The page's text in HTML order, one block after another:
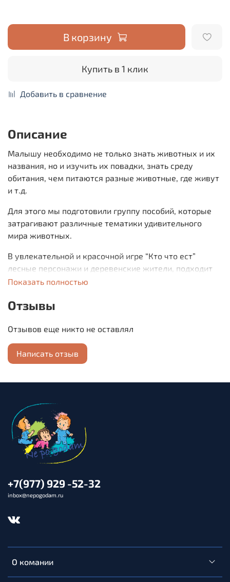
В корзину
Купить в 1 клик
Добавить в сравнение
Описание
Малышу необходимо не только знать животных и их
названия, но и изучить их повадки, знать среду
обитания, чем питаются разные животные, где живут
и т.д.
Для этого мы подготовили группу пособий, которые
затрагивают различные тематики удивительного
мира животных.
В увлекательной и красочной игре “Кто что ест”
лесные персонажи и деревенские жители, подходит
для самых маленьких.
Не забывайте усложнять и разнообразить вопросы,
так игра Вам прослужит дольше и всегда будет
вызывать у ребенка интерес!
Показать полностью
Отзывы
Отзывов еще никто не оставлял
Написать отзыв
О комании
+7(977) 929 -52-32
inbox@nepogodam.ru